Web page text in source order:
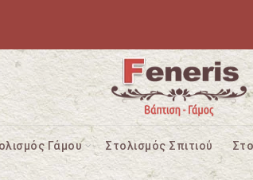
Γάμου Στολισμός Σπιτιού